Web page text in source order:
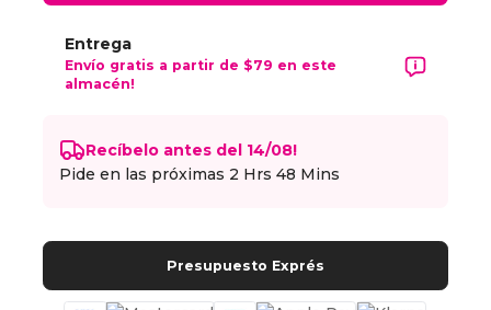
Entrega
Envío gratis a partir de $79 en este
almacén!
Recíbelo antes del 14/08!
Pide en las próximas 2 Hrs 48 Mins
Presupuesto Exprés